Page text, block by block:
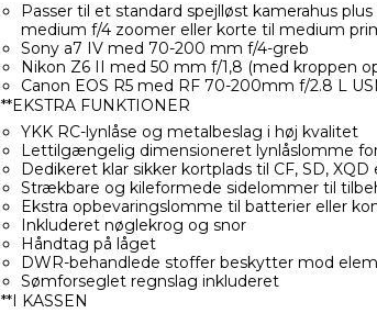
Passer til et standard spejlløst kamerahus
medium f/4 zoomer eller korte til medium
Sony a7 IV med 70-200 mm f/4-greb
Nikon Z6 II med 50 mm f/1,8 (med kroppen
Canon EOS R5 med RF 70-200mm f/2.8 L
**EKSTRA FUNKTIONER
YKK RC-lynlåse og metalbeslag i høj kvalitet
Lettilgængelig dimensioneret lynlåslomme
Dedikeret klar sikker kortplads til CF, SD, XQD
Strækbare og kileformede sidelommer til
Ekstra opbevaringslomme til batterier eller
Inkluderet nøglekrog og snor
Håndtag på låget
DWR-behandlede stoffer beskytter mod
Sømforseglet regnslag inkluderet
**I KASSEN